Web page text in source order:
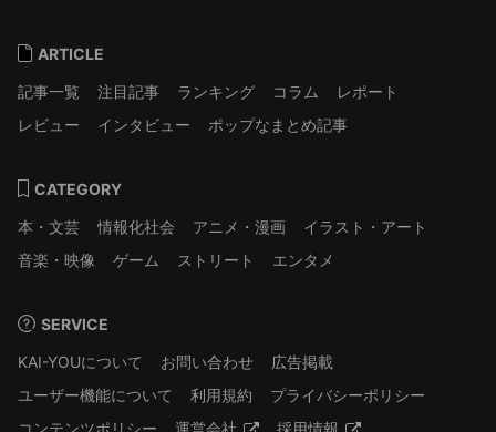
ARTICLE
記事一覧
注目記事 ランキング コラム
レポート
レビュー
インタビュー ポップなまとめ記事
CATEGORY
本・文芸
情報化社会 アニメ・漫画
イラスト・アート
音楽・映像
ゲーム ストリート エンタメ
SERVICE
KAI-YOUについて
お問い合わせ
広告掲載
ユーザー機能について
利用規約
プライバシーポリシー